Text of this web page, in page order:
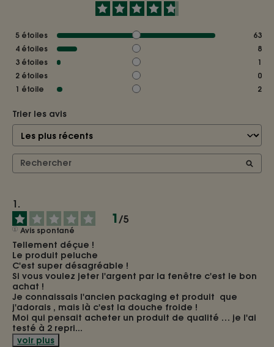
5 étoiles
63
4 étoiles
8
3 étoiles
1
2 étoiles
0
1 étoile 2
Trier les avis
1/5
Avis spontané
Tellement déçue !
Le produit peluche
C'est super désagréable !
Si vous voulez jeter l'argent par la fenêtre c'est le bon
achat !
Je connaissais l'ancien packaging et produit  que
j'adorais , mais là c'est la douche froide !
Moi qui pensait acheter un produit de qualité … je l'ai
testé à 2 repri...
voir plus